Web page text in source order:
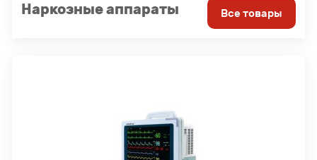
Наркозные аппараты Все товары